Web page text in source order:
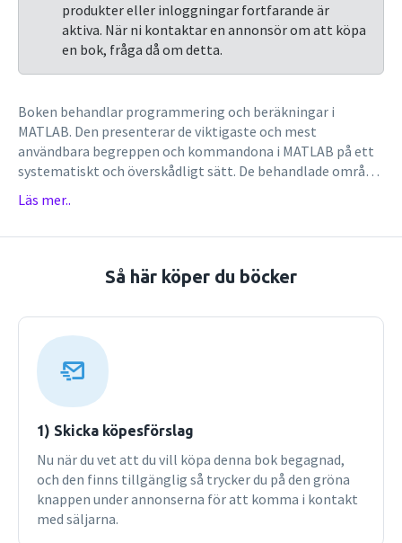
produkter eller inloggningar fortfarande är
aktiva. När ni kontaktar en annonsör om att köpa
en bok, fråga då om detta.
Boken behandlar programmering och beräkningar i
MATLAB. Den presenterar de viktigaste och mest
användbara begreppen och kommandona i MATLAB på ett
systematiskt och överskådligt sätt. De behandlade område
anknyter till olika tillämpningar inom tekniska och
naturvetenskapliga ämnen. Läsaren stimuleras själv lösa
Läs mer..
Så här köper du böcker
1) Skicka köpesförslag
Nu när du vet att du vill köpa denna bok begagnad,
och den finns tillgänglig så trycker du på den gröna
knappen under annonserna för att komma i kontakt
med säljarna.